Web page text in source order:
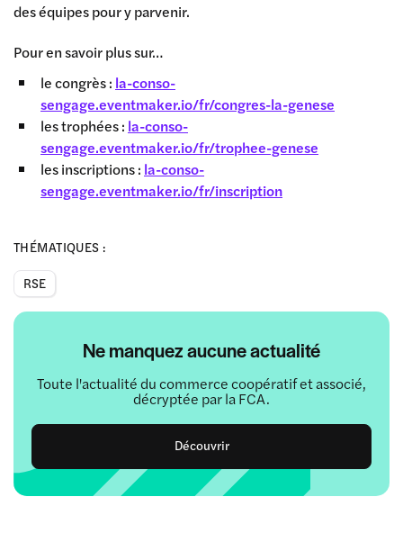
THÉMATIQUES :
RSE
Ne manquez aucune actualité
Toute l'actualité du commerce coopératif et associé,
décryptée par la FCA.
Découvrir
des équipes pour y parvenir.
Pour en savoir plus sur…
le congrès : la-conso-
sengage.eventmaker.io/fr/congres-la-genese
les trophées : la-conso-
sengage.eventmaker.io/fr/trophee-genese
les inscriptions : la-conso-
sengage.eventmaker.io/fr/inscription